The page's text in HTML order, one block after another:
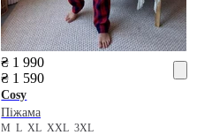
₴ 1 990
₴ 1 590
Cosy
Піжама
MLXLXXL3XL